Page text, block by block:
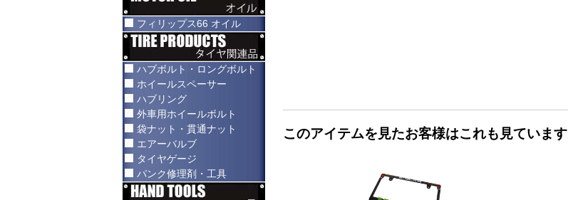
フィリップス66 オイル
ハブボルト・ロングボルト
ホイールスペーサー
ハブリング
外車用ホイールボルト
袋ナット・貫通ナット
エアーバルブ
タイヤゲージ
パンク修理剤・工具
このアイテムを見たお客様はこれも見ています